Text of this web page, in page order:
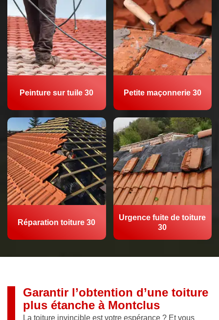
Peinture sur tuile 30 Petite maçonnerie 30
Réparation toiture 30
Urgence fuite de toiture
30
Garantir l’obtention d’une toiture
plus étanche à Montclus
La toiture invincible est votre espérance ? Et vous